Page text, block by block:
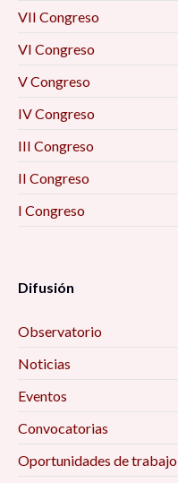
VII Congreso
VI Congreso
V Congreso
IV Congreso
III Congreso
II Congreso
I Congreso
Difusión
Observatorio
Noticias
Eventos
Convocatorias
Oportunidades de trabajo